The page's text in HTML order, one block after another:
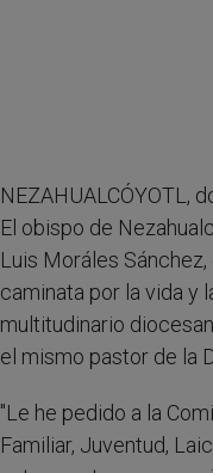
NEZAHUALCÓYOTL,
El obispo de
Luis Moráles
caminata por la vida y
multitudinario
el mismo pastor de la
"Le he pedido a la
Familiar, Juventud,